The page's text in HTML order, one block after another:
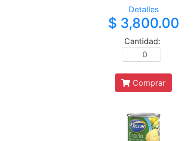
Detalles
$ 3,800.00
Cantidad:
Comprar